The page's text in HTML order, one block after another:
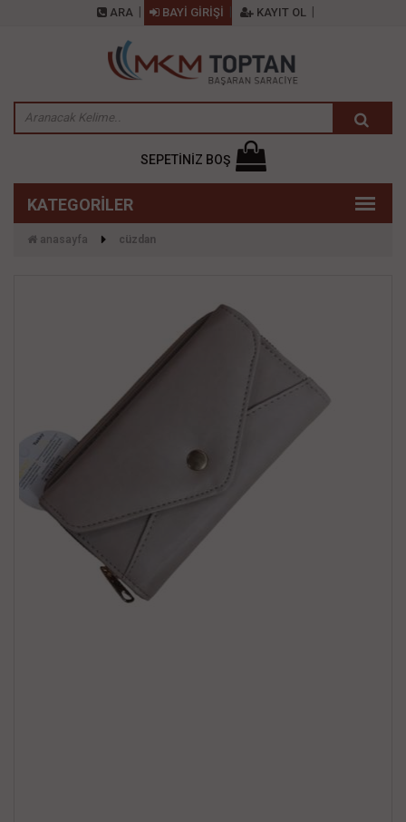
ARA BAYİ GİRİŞİ KAYIT OL
SEPETİNİZ BOŞ
anasayfa cüzdan